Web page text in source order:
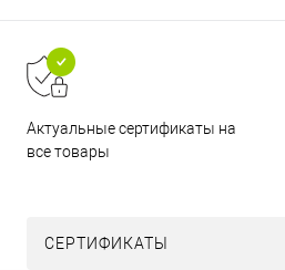
Актуальные сертификаты на
все товары
СЕРТИФИКАТЫ